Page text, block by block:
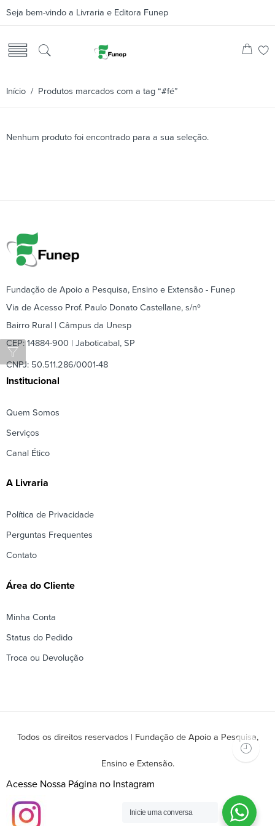
Seja bem-vindo a Livraria e Editora Funep
Início / Produtos marcados com a tag “#fé”
Nenhum produto foi encontrado para a sua seleção.
Fundação de Apoio a Pesquisa, Ensino e Extensão - Funep
Via de Acesso Prof. Paulo Donato Castellane, s/nº
Bairro Rural | Câmpus da Unesp
CEP: 14884-900 | Jaboticabal, SP
CNPJ: 50.511.286/0001-48
Institucional
Quem Somos
Serviços
Canal Ético
A Livraria
Política de Privacidade
Perguntas Frequentes
Contato
Área do Cliente
Minha Conta
Status do Pedido
Troca ou Devolução
Todos os direitos reservados | Fundação de Apoio a Pesquisa,
Ensino e Extensão.
Acesse Nossa Página no Instagram
Inicie uma conversa